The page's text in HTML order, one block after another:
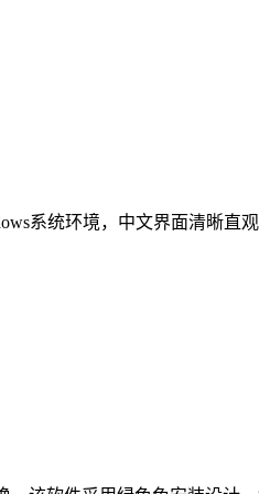
系统环境，中文界面清晰直